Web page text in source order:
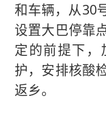
和车辆，从30
设置大巴停靠
定的前提下，
护，安排核酸
返乡。